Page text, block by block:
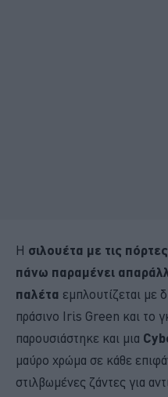
Η σιλουέτα με τις
πάνω παραμένει
παλέτα εμπλουτίζεται με
πράσινο Iris Green και το
παρουσιάστηκε και μια
μαύρο χρώμα σε κάθε
στιλβωμένες ζάντες για